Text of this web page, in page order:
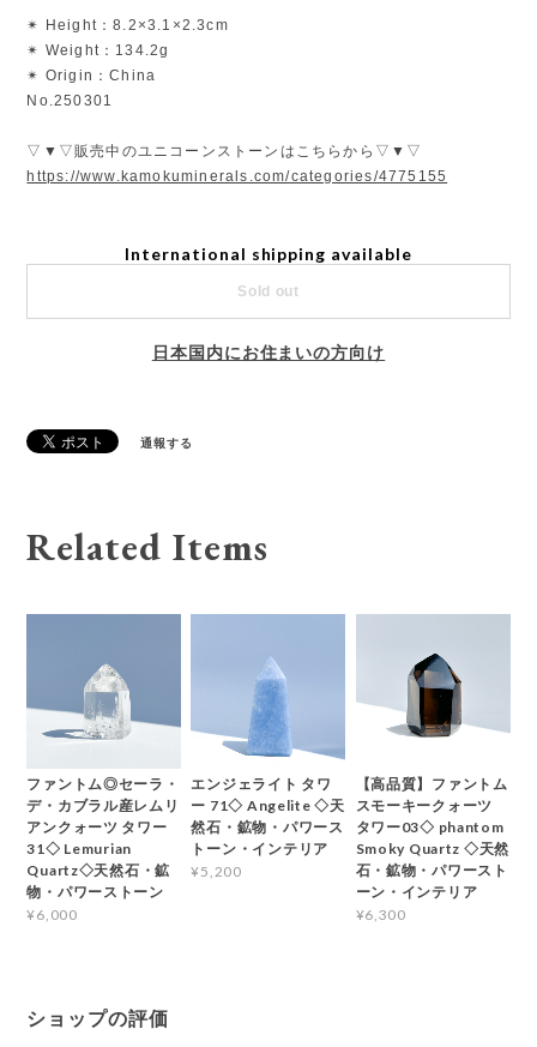
✴︎ Height：8.2×3.1×2.3cm
✴︎ Weight：134.2g
✴︎ Origin：China
No.250301
▽▼▽販売中のユニコーンストーンはこちらから▽▼▽
https://www.kamokuminerals.com/categories/4775155
International shipping available
Sold out
日本国内にお住まいの方向け
通報する
Related Items
ファントム◎セーラ・
デ・カブラル産レムリ
アンクォーツ タワー
31◇ Lemurian
Quartz◇天然石・鉱
物・パワーストーン
¥6,000
エンジェライト タワ
ー 71◇ Angelite ◇天
然石・鉱物・パワース
トーン・インテリア
¥5,200
【高品質】ファントム
スモーキークォーツ
タワー03◇ phantom
Smoky Quartz ◇天然
石・鉱物・パワースト
ーン・インテリア
¥6,300
ショップの評価